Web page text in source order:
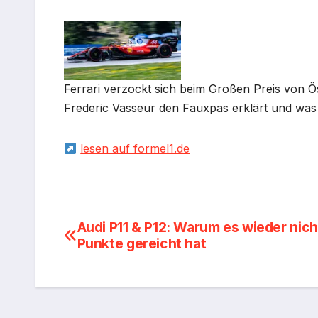
Ferrari verzockt sich beim Großen Preis von
Frederic Vasseur den Fauxpas erklärt und
lesen auf formel1.de
Beitragsnavigation
Audi P11 & P12: Warum es wieder
Punkte gereicht hat